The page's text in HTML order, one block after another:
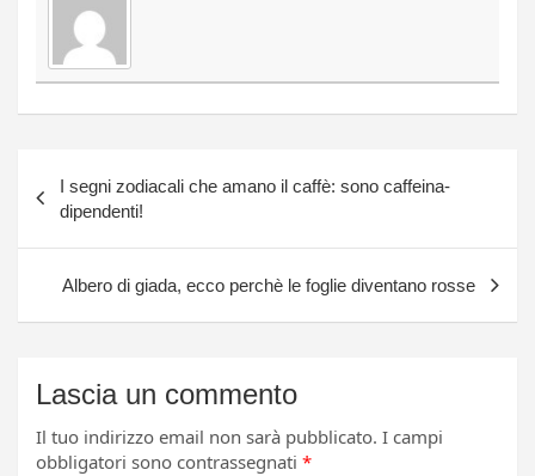
articoli
I segni zodiacali che amano il caffè: sono caffeina-
dipendenti!
Albero di giada, ecco perchè le foglie diventano rosse
Lascia un commento
Il tuo indirizzo email non sarà pubblicato. I campi
obbligatori sono contrassegnati *